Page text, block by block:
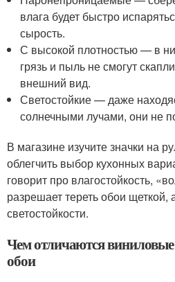
влага будет быстро
сырость.
С высокой плотностью — в
грязь и пыль не смогут
внешний вид.
Светостойкие — даже
солнечными лучами, они не
В магазине изучите значки на
облегчить выбор кухонных
говорит про влагостойкость,
разрешает тереть обои
светостойкости.
Чем отличаются
обои